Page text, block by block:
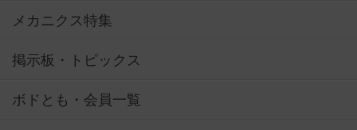
メカニクス特集
掲示板・トピックス
ボドとも・会員一覧